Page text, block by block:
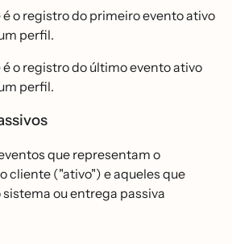
é o registro do primeiro evento ativo
perfil.
é o registro do último evento ativo
perfil.
que representam o
cliente ("ativo") e aqueles que
ou entrega passiva